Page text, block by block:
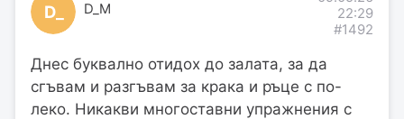
D_ D_M
22:29
#1492
Днес буквално отидох до залата, за да
сгъвам и разгъвам за крака и ръце с по-
леко. Никакви многоставни упражнения с